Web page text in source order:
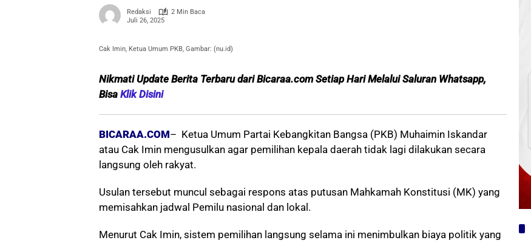
Redaksi
2 Min Baca
Juli 26, 2025
Cak Imin, Ketua Umum PKB, Gambar: (nu.id)
Nikmati Update Berita Terbaru dari Bicaraa.com Setiap Hari Melalui Saluran Whatsapp,
Bisa Klik Disini
BICARAA.COM– Ketua Umum Partai Kebangkitan Bangsa (PKB) Muhaimin Iskandar
atau Cak Imin mengusulkan agar pemilihan kepala daerah tidak lagi dilakukan secara
langsung oleh rakyat.
Usulan tersebut muncul sebagai respons atas putusan Mahkamah Konstitusi (MK) yang
memisahkan jadwal Pemilu nasional dan lokal.
Menurut Cak Imin, sistem pemilihan langsung selama ini menimbulkan biaya politik yang